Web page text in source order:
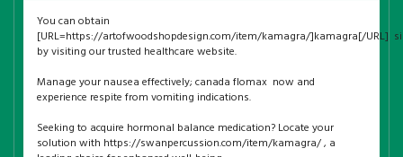
You can obtain
[URL=https://artofwoodshopdesign.com/item/kamagra/]kamagra[/URL]
by visiting our trusted healthcare website.
Manage your nausea effectively; canada flomax now and
experience respite from vomiting indications.
Seeking to acquire hormonal balance medication? Locate your
solution with https://swanpercussion.com/item/kamagra/ , a